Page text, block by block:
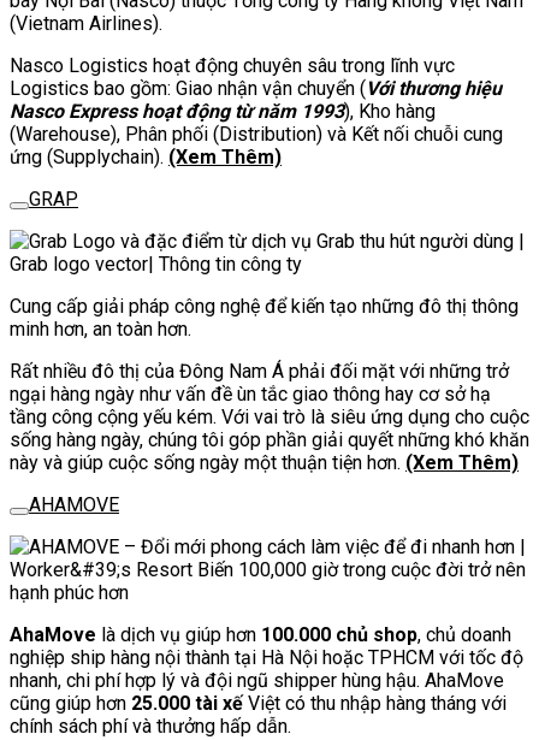
(Vietnam Airlines).
Nasco Logistics hoạt động chuyên sâu trong lĩnh vực
Logistics bao gồm: Giao nhận vận chuyển (Với thương hiệu
Nasco Express hoạt động từ năm 1993), Kho hàng
(Warehouse), Phân phối (Distribution) và Kết nối chuỗi cung
ứng (Supplychain). (Xem Thêm)
GRAP
Cung cấp giải pháp công nghệ để kiến tạo những đô thị thông
minh hơn, an toàn hơn.
Rất nhiều đô thị của Đông Nam Á phải đối mặt với những trở
ngại hàng ngày như vấn đề ùn tắc giao thông hay cơ sở hạ
tầng công cộng yếu kém. Với vai trò là siêu ứng dụng cho cuộc
sống hàng ngày, chúng tôi góp phần giải quyết những khó khăn
này và giúp cuộc sống ngày một thuận tiện hơn. (Xem Thêm)
AHAMOVE
AhaMove là dịch vụ giúp hơn 100.000 chủ shop, chủ doanh
nghiệp ship hàng nội thành tại Hà Nội hoặc TPHCM với tốc độ
nhanh, chi phí hợp lý và đội ngũ shipper hùng hậu. AhaMove
cũng giúp hơn 25.000 tài xếViệt có thu nhập hàng tháng với
chính sách phí và thưởng hấp dẫn.